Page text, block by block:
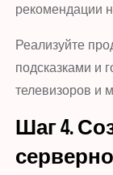
рекомендации
Реализуйте
подсказками и
телевизоров и
Шаг 4.